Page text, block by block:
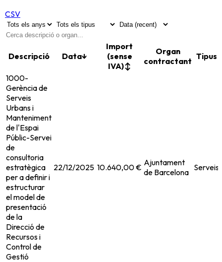
CSV
Descripció Data↓
Import
(sense
IVA)↕
Organ
contractant Tipus
1000-
Gerència de
Serveis
Urbans i
Manteniment
de l'Espai
Públic-Servei
de
consultoria
estratègica
per a definir i
estructurar
el model de
presentació
de la
Direcció de
Recursos i
Control de
Gestió
22/12/2025 10.640,00 € Ajuntament
de Barcelona Serveis